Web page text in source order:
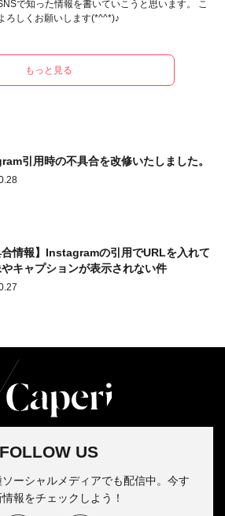
で知った情報を書いていこうと思います。 こ
ろしくお願いします(*^^*)♪
もっと見る
引用時の不具合を改修いたしました。
合情報】Instagramの引用でURLを入れて
やキャプションが表示されない件
FOLLOW US
ーシャルメディアでも配信中。今す
報をチェックしよう！